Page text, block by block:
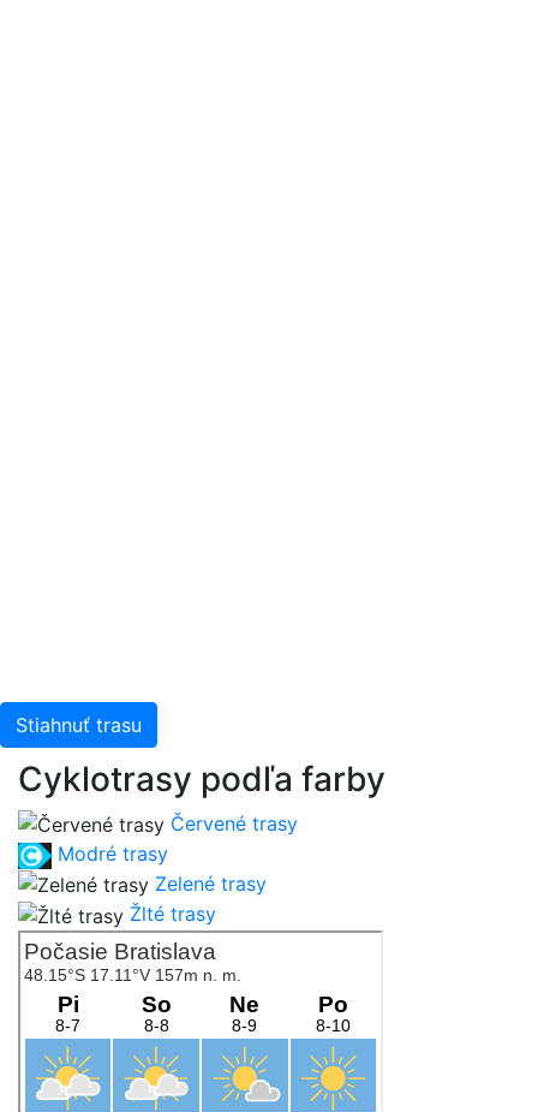
Stiahnuť trasu
Cyklotrasy podľa farby
Červené trasy
Modré trasy
Zelené trasy
Žlté trasy